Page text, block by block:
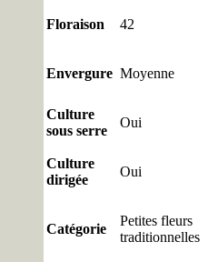
Floraison 42
Envergure Moyenne
Culture
sous serre
Oui
Culture
dirigée
Oui
Catégorie
Petites fleurs
traditionnelles